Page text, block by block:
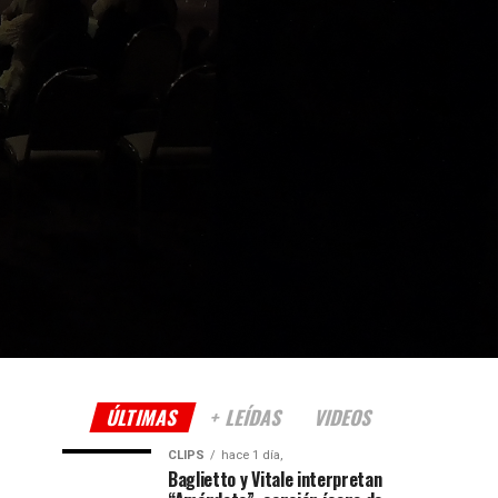
ÚLTIMAS + LEÍDAS VIDEOS
CLIPS hace 1 día,
Baglietto y Vitale interpretan